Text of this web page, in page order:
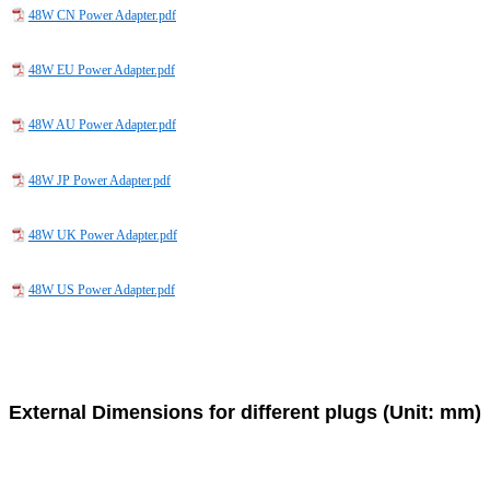
48W CN Power Adapter.pdf
48W EU Power Adapter.pdf
48W AU Power Adapter.pdf
48W JP Power Adapter.pdf
48W UK Power Adapter.pdf
48W US Power Adapter.pdf
External Dimensions for different plugs (Unit: mm)